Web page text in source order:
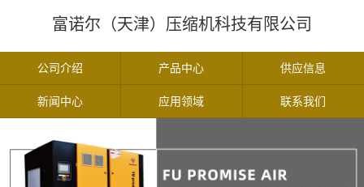
富诺尔（天津）压缩机科技有限公司
公司介绍 产品中心 供应信息
新闻中心 应用领域 联系我们